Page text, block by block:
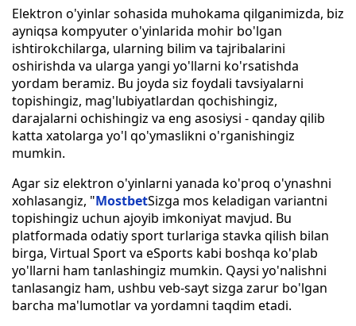
Elektron o'yinlar sohasida muhokama qilganimizda, biz
ayniqsa kompyuter o'yinlarida mohir bo'lgan
ishtirokchilarga, ularning bilim va tajribalarini
oshirishda va ularga yangi yo'llarni ko'rsatishda
yordam beramiz. Bu joyda siz foydali tavsiyalarni
topishingiz, mag'lubiyatlardan qochishingiz,
darajalarni ochishingiz va eng asosiysi - qanday qilib
katta xatolarga yo'l qo'ymaslikni o'rganishingiz
mumkin.
Agar siz elektron o'yinlarni yanada ko'proq o'ynashni
xohlasangiz, "MostbetSizga mos keladigan variantni
topishingiz uchun ajoyib imkoniyat mavjud. Bu
platformada odatiy sport turlariga stavka qilish bilan
birga, Virtual Sport va eSports kabi boshqa ko'plab
yo'llarni ham tanlashingiz mumkin. Qaysi yo'nalishni
tanlasangiz ham, ushbu veb-sayt sizga zarur bo'lgan
barcha ma'lumotlar va yordamni taqdim etadi.